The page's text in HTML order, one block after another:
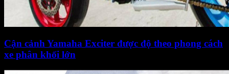
Cận cảnh Yamaha Exciter được độ theo phong cách
xe phân khối lớn